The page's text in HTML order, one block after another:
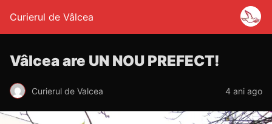
Curierul de Vâlcea
Vâlcea are UN NOU PREFECT!
Curierul de Valcea 4 ani ago